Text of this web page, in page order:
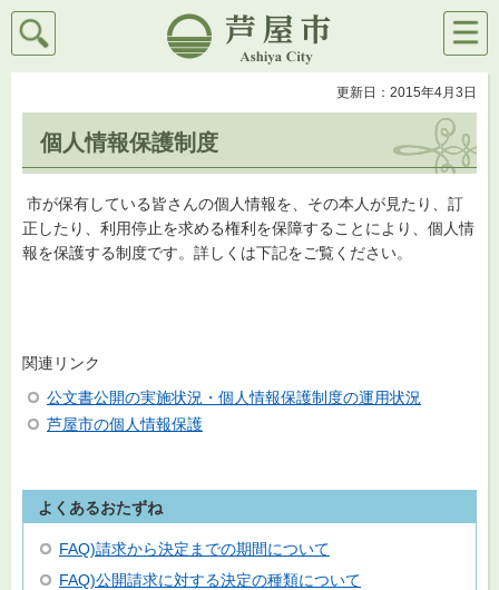
芦屋市
検索
メニ
ュー
更新日：2015年4月3日
個人情報保護制度
市が保有している皆さんの個人情報を、その本人が見たり、訂
正したり、利用停止を求める権利を保障することにより、個人情
報を保護する制度です。詳しくは下記をご覧ください。
関連リンク
公文書公開の実施状況・個人情報保護制度の運用状況
芦屋市の個人情報保護
よくあるおたずね
FAQ)請求から決定までの期間について
FAQ)公開請求に対する決定の種類について